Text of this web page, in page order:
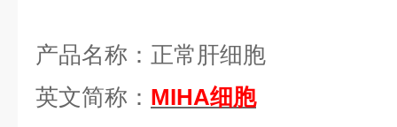
产品名称：正常肝细胞
英文简称： MIHA细胞